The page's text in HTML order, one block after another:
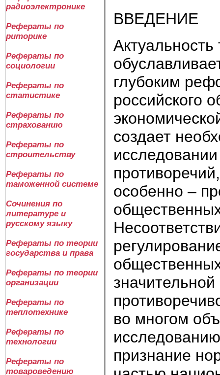
радиоэлектронике
Рефераты по
риторике
Рефераты по
социологии
Рефераты по
статистике
Рефераты по
страхованию
Рефераты по
строительству
Рефераты по
таможенной системе
Сочинения по
литературе и
русскому языку
Рефераты по теории
государства и права
Рефераты по теории
организации
Рефераты по
теплотехнике
Рефераты по
технологии
Рефераты по
товароведению
ВВЕДЕНИЕ
глубоким
российского
создает
особенно –
значительной
во многом
признание